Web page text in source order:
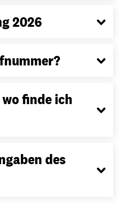
2026
finde ich
des